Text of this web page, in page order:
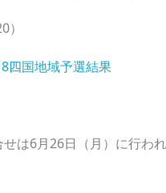
四国地域予選結果
は6月26日（月）に行わ